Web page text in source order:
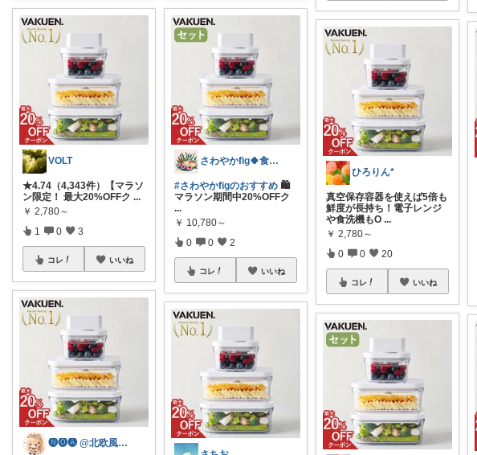
VOLT
★4.74（4,343件）【マラソ
ン限定！ 最大20%OFFク ...
￥ 2,780～
1 0 3
コレ いいね
🅝🅞🅐 @北欧風とシンプル雑貨🌼
さわやかfig🍀食と暮らしを楽しむ
#さわやかfigのおすすめ 🛍️
マラソン期間中20%OFFク
...
￥ 10,780～
0 0 2
コレ いいね
ひろりん*
真空保存容器を使えば5倍も
鮮度が長持ち！電子レンジ
や食洗機もO ...
￥ 2,780～
0 0 20
コレ いいね